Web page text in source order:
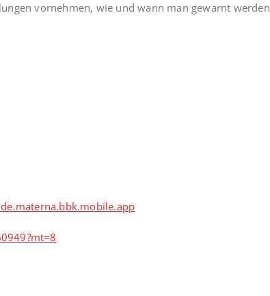
vornehmen, wie und wann man gewarnt werden